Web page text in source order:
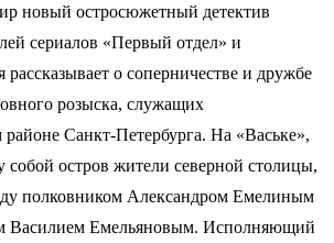
новый остросюжетный детектив
сериалов «Первый отдел» и
о соперничестве и дружбе
розыска, служащих
районе Санкт-Петербурга. На «Ваське»,
остров жители северной столицы,
полковником Александром Емелиным
Василием Емельяновым. Исполняющий